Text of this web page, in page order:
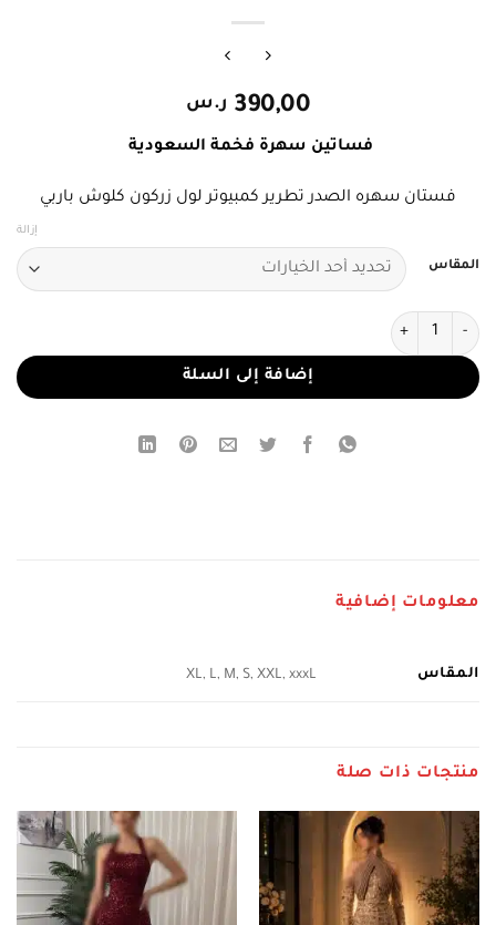
390,00 ر.س
فساتين سهرة فخمة السعودية
فستان سهره الصدر تطرير كمبيوتر لول زركون كلوش باربي
المقاس
إزالة
كمية فستان سهرة بدون أكمام بتطريز لؤلؤي وتنورة ساتان
إضافة إلى السلة
معلومات إضافية
المقاس XL, L, M, S, XXL, xxxL
منتجات ذات صلة